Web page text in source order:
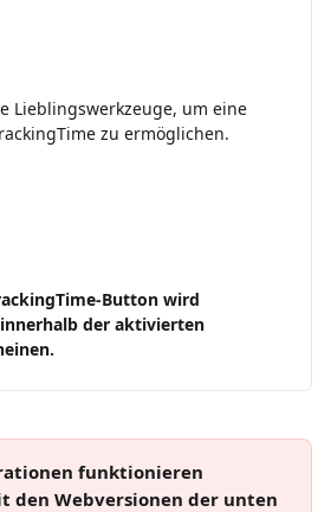
Lieblingswerkzeuge, um eine
zu ermöglichen.
Button wird
der aktivierten
funktionieren
den Webversionen der unten